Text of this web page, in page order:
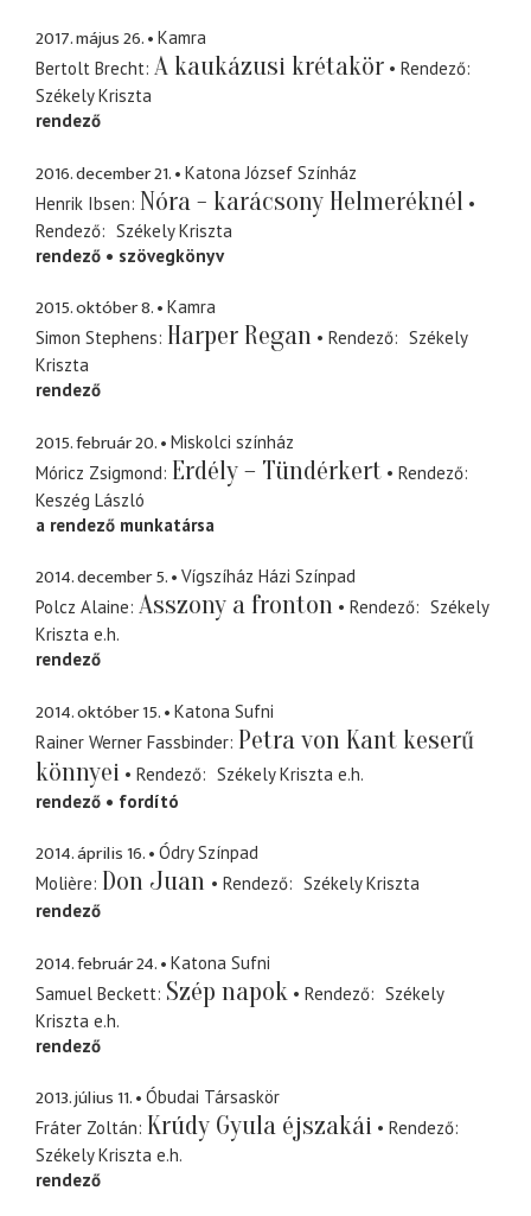
2017. május 26.
Kamra
Bertolt Brecht A kaukázusi krétakör
Rendező
Székely Kriszta
rendező
2016. december 21.
Katona József Színház
Henrik Ibsen Nóra - karácsony Helmeréknél
Rendező
Székely Kriszta
rendező
szövegkönyv
2015. október 8.
Kamra
Simon Stephens Harper Regan Rendező
Székely
Kriszta
rendező
2015. február 20.
Miskolci színház
Móricz Zsigmond Erdély – Tündérkert
Rendező
Keszég László
a rendező munkatársa
2014. december 5.
Vígszíház Házi Színpad
Polcz Alaine Asszony a fronton Rendező
Székely
Kriszta e.h.
rendező
2014. október 15.
Katona Sufni
Rainer Werner Fassbinder Petra von Kant keserű
könnyei
Rendező Székely Kriszta e.h.
rendező
fordító
2014. április 16.
Ódry Színpad
Molière Don Juan Rendező
Székely Kriszta
rendező
2014. február 24.
Katona Sufni
Samuel Beckett Szép napok Rendező
Székely
Kriszta e.h.
rendező
2013. július 11.
Óbudai Társaskör
Fráter Zoltán Krúdy Gyula éjszakái
Rendező
Székely Kriszta e.h.
rendező